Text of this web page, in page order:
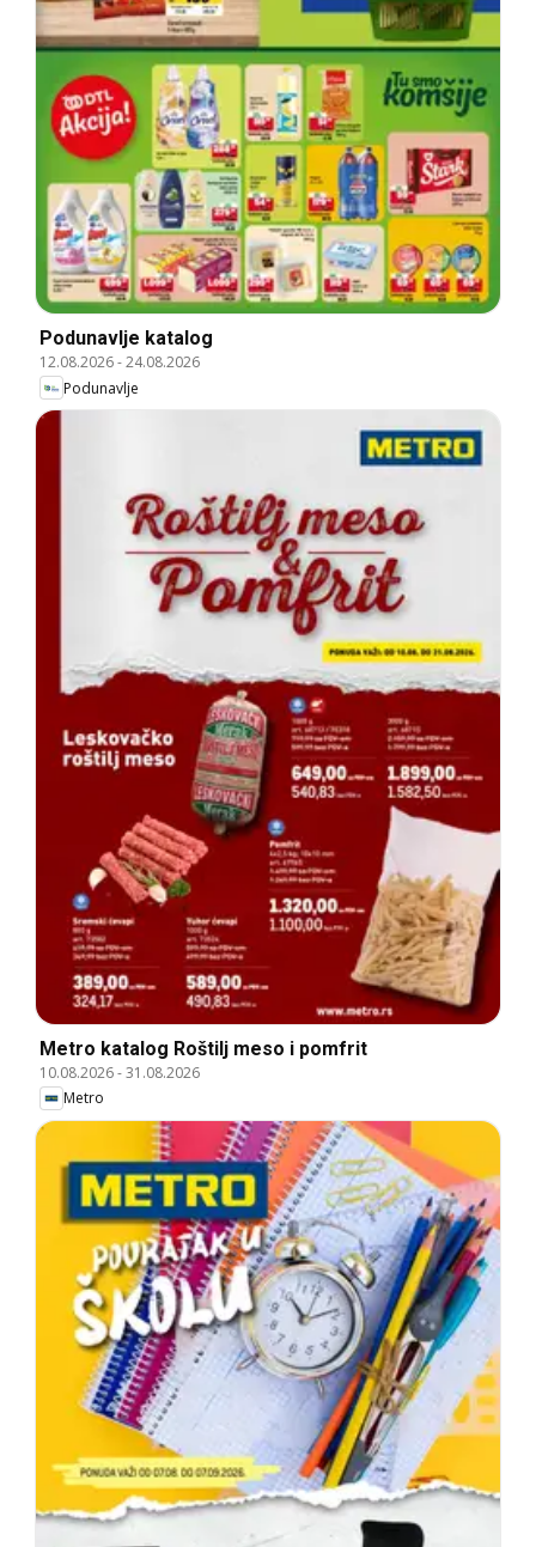
Podunavlje katalog
12.08.2026-24.08.2026
Podunavlje
Metro katalog Roštilj meso i pomfrit
10.08.2026-31.08.2026
Metro